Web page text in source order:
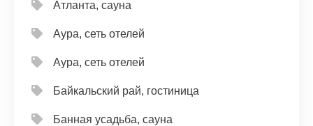
Атланта, сауна
Аура, сеть отелей
Аура, сеть отелей
Байкальский рай, гостиница
Банная усадьба, сауна